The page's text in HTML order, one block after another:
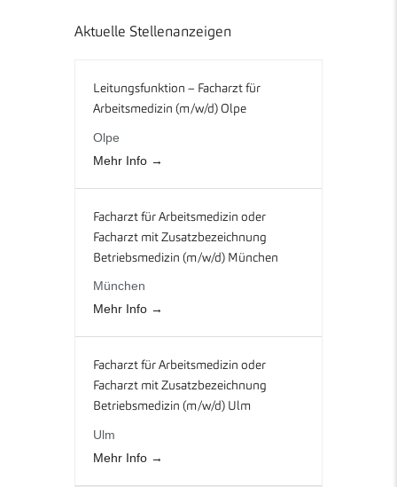
Aktuelle Stellenanzeigen
Leitungsfunktion – Facharzt für
Arbeitsmedizin (m/w/d) Olpe
Olpe
Mehr Info
Facharzt für Arbeitsmedizin oder
Facharzt mit Zusatzbezeichnung
Betriebsmedizin (m/w/d) München
München
Mehr Info
Facharzt für Arbeitsmedizin oder
Facharzt mit Zusatzbezeichnung
Betriebsmedizin (m/w/d) Ulm
Ulm
Mehr Info